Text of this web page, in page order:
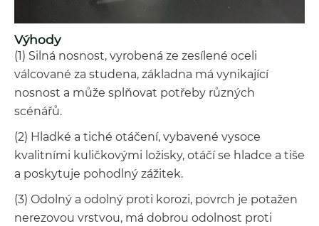
Výhody
(1) Silná nosnost, vyrobená ze zesílené oceli
válcované za studena, základna má vynikající
nosnost a může splňovat potřeby různých
scénářů.
(2) Hladké a tiché otáčení, vybavené vysoce
kvalitními kuličkovými ložisky, otáčí se hladce a tiše
a poskytuje pohodlný zážitek.
(3) Odolný a odolný proti korozi, povrch je potažen
nerezovou vrstvou, má dobrou odolnost proti